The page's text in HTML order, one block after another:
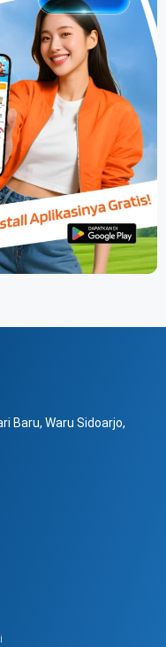
Baru, Waru Sidoarjo,